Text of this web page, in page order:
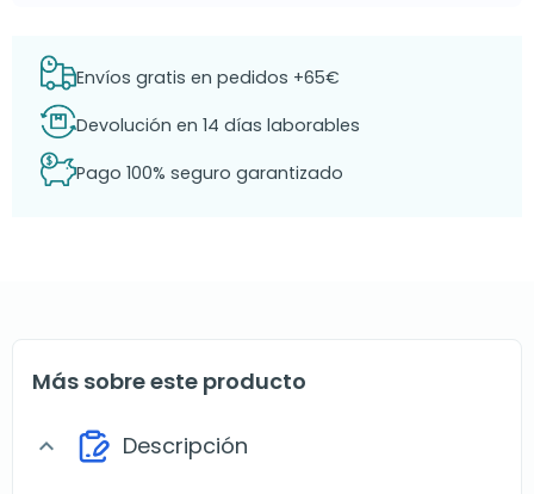
Envíos gratis en pedidos +65€
Devolución en 14 días laborables
Pago 100% seguro garantizado
Más sobre este producto
expand_more Descripción